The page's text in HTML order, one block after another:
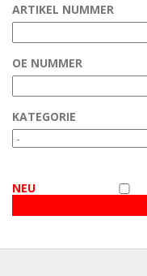
ARTIKEL NUMMER
OE NUMMER
KATEGORIE
NEU